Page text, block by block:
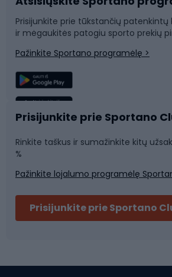
Laipiojimas
Žvejyba
Sportinė medicina
Snieglenčių sportas
Plaukimas
Komandinis sportas
Slidinėjimas
Prisijunkite prie tūkstančių patenkintų
ir mėgaukitės patogiu sporto prekių
Pažinkite Sportano programėlę >
Prisijunkite prie Sportano
Rinkite taškus ir sumažinkite kitų
%
Pažinkite lojalumo programėlę
Prisijunkite prie Sportano